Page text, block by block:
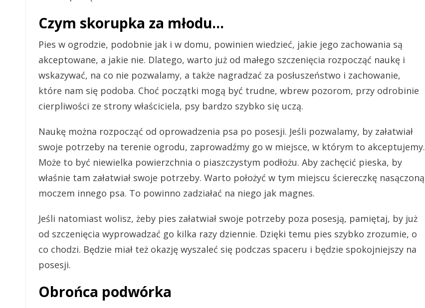
Czym skorupka za młodu…
Pies w ogrodzie, podobnie jak i w domu, powinien wiedzieć, jakie jego zachowania są
akceptowane, a jakie nie. Dlatego, warto już od małego szczenięcia rozpocząć naukę i
wskazywać, na co nie pozwalamy, a także nagradzać za posłuszeństwo i zachowanie,
które nam się podoba. Choć początki mogą być trudne, wbrew pozorom, przy odrobinie
cierpliwości ze strony właściciela, psy bardzo szybko się uczą.
Naukę można rozpocząć od oprowadzenia psa po posesji. Jeśli pozwalamy, by załatwiał
swoje potrzeby na terenie ogrodu, zaprowadźmy go w miejsce, w którym to akceptujemy.
Może to być niewielka powierzchnia o piaszczystym podłożu. Aby zachęcić pieska, by
właśnie tam załatwiał swoje potrzeby. Warto położyć w tym miejscu ściereczkę nasączoną
moczem innego psa. To powinno zadziałać na niego jak magnes.
Jeśli natomiast wolisz, żeby pies załatwiał swoje potrzeby poza posesją, pamiętaj, by już
od szczenięcia wyprowadzać go kilka razy dziennie. Dzięki temu pies szybko zrozumie, o
co chodzi. Będzie miał też okazję wyszaleć się podczas spaceru i będzie spokojniejszy na
posesji.
Obrońca podwórka